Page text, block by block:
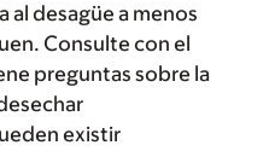
al desagüe a menos
Consulte con el
preguntas sobre la
existir